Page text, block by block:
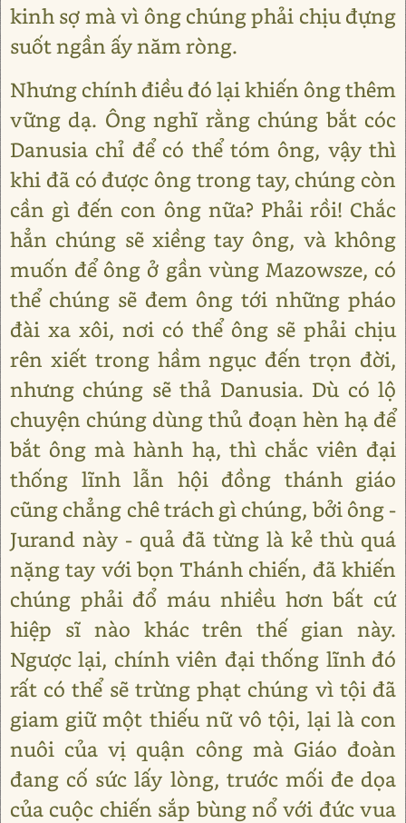
kinh sợ mà vì ông chúng phải chịu đựng
suốt ngần ấy năm ròng.
Nhưng chính điều đó lại khiến ông thêm
vững dạ. Ông nghĩ rằng chúng bắt cóc
Danusia chỉ để có thể tóm ông, vậy thì
khi đã có được ông trong tay, chúng còn
cần gì đến con ông nữa? Phải rồi! Chắc
hẳn chúng sẽ xiềng tay ông, và không
muốn để ông ở gần vùng Mazowsze, có
thể chúng sẽ đem ông tới những pháo
đài xa xôi, nơi có thể ông sẽ phải chịu
rên xiết trong hầm ngục đến trọn đời,
nhưng chúng sẽ thả Danusia. Dù có lộ
chuyện chúng dùng thủ đoạn hèn hạ để
bắt ông mà hành hạ, thì chắc viên đại
thống lĩnh lẫn hội đồng thánh giáo
cũng chẳng chê trách gì chúng, bởi ông -
Jurand này - quả đã từng là kẻ thù quá
nặng tay với bọn Thánh chiến, đã khiến
chúng phải đổ máu nhiều hơn bất cứ
hiệp sĩ nào khác trên thế gian này.
Ngược lại, chính viên đại thống lĩnh đó
rất có thể sẽ trừng phạt chúng vì tội đã
giam giữ một thiếu nữ vô tội, lại là con
nuôi của vị quận công mà Giáo đoàn
đang cố sức lấy lòng, trước mối đe dọa
của cuộc chiến sắp bùng nổ với đức vua